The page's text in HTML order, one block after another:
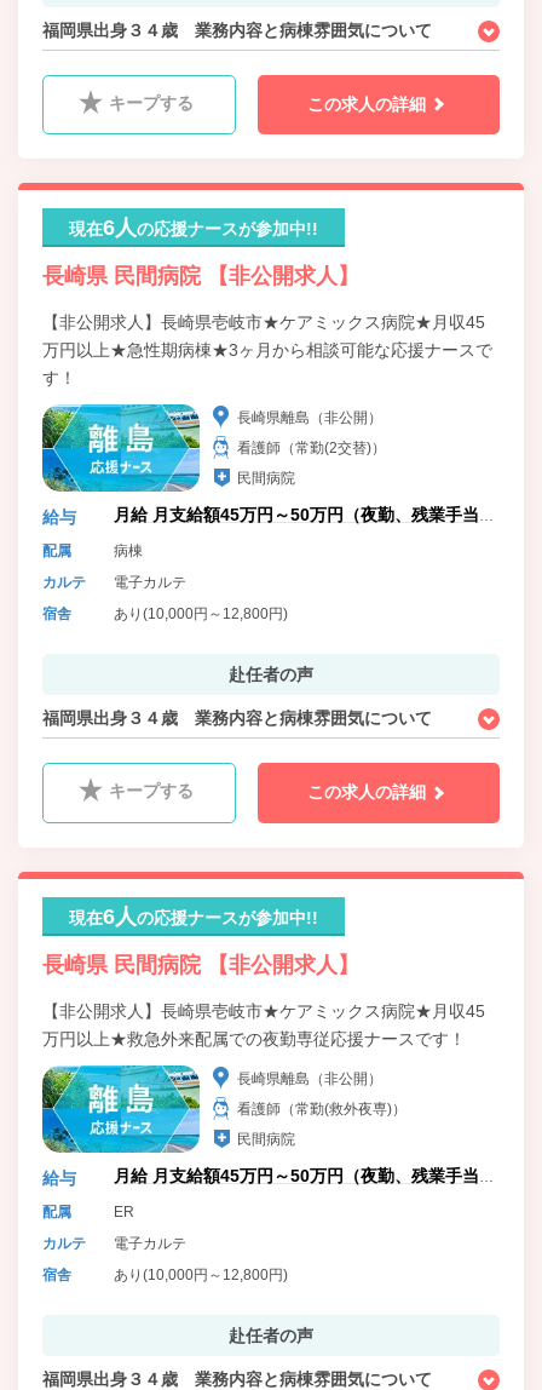
福岡県出身３４歳 業務内容と病棟雰囲気について
キープする この求人の詳細
現在6人の応援ナースが参加中!!
長崎県 民間病院 【非公開求人】
【非公開求人】長崎県壱岐市★ケアミックス病院★月収45
万円以上★急性期病棟★3ヶ月から相談可能な応援ナースで
す！
長崎県離島（非公開）
看護師（常勤(2交替)）
民間病院
給与
月給 月支給額45万円～50万円（夜勤、残業手当
含）
配属
病棟
カルテ
電子カルテ
宿舎
あり(10,000円～12,800円)
赴任者の声
福岡県出身３４歳 業務内容と病棟雰囲気について
キープする この求人の詳細
現在6人の応援ナースが参加中!!
長崎県 民間病院 【非公開求人】
【非公開求人】長崎県壱岐市★ケアミックス病院★月収45
万円以上★救急外来配属での夜勤専従応援ナースです！
長崎県離島（非公開）
看護師（常勤(救外夜専)）
民間病院
給与
月給 月支給額45万円～50万円（夜勤、残業手当
含）
配属
ER
カルテ
電子カルテ
宿舎
あり(10,000円～12,800円)
赴任者の声
福岡県出身３４歳 業務内容と病棟雰囲気について